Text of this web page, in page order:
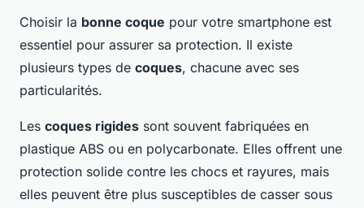
Choisir la bonne coque pour votre smartphone est
essentiel pour assurer sa protection. Il existe
plusieurs types de coques, chacune avec ses
particularités.
Les coques rigides sont souvent fabriquées en
plastique ABS ou en polycarbonate. Elles offrent une
protection solide contre les chocs et rayures, mais
elles peuvent être plus susceptibles de casser sous